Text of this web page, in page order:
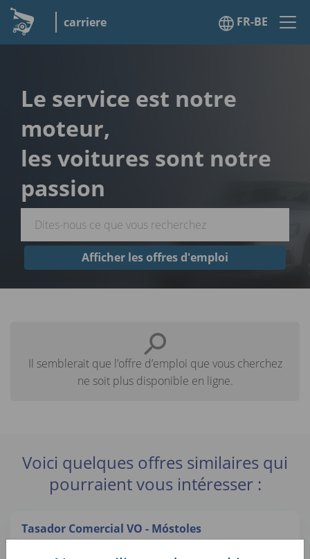
carriere FR-BE
Le service est notre
moteur,
les voitures sont notre
passion
Afficher les offres d'emploi
Il semblerait que l’offre d’emploi que vous cherchez
ne soit plus disponible en ligne.
Voici quelques offres similaires qui
pourraient vous intéresser :
Tasador Comercial VO - Móstoles